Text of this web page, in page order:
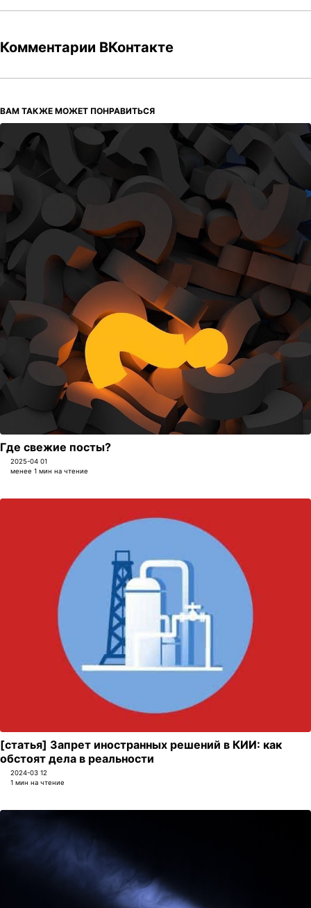
Комментарии ВКонтакте
ВАМ ТАКЖЕ МОЖЕТ ПОНРАВИТЬСЯ
Где свежие посты?
2025-04 01
менее 1 мин на чтение
[статья] Запрет иностранных решений в КИИ: как
обстоят дела в реальности
2024-03 12
1 мин на чтение